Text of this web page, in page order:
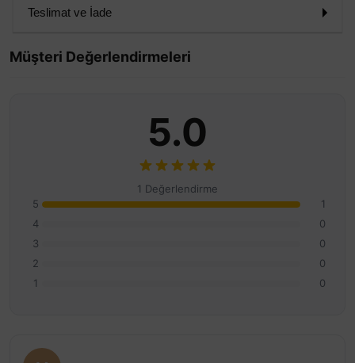
Teslimat ve İade
Müşteri Değerlendirmeleri
5.0
1 Değerlendirme
5
1
4
0
3
0
2
0
1
0